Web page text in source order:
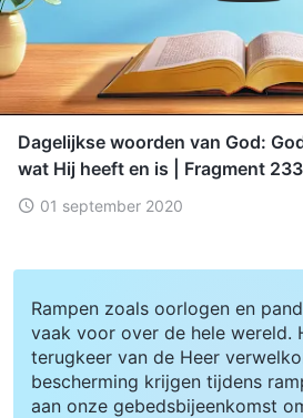
Dagelijkse woorden van God:
wat Hij heeft en is | Fragment 233
01 september 2020
Rampen zoals oorlogen en
vaak voor over de hele wereld.
terugkeer van de Heer
bescherming krijgen tijdens
aan onze gebedsbijeenkomst